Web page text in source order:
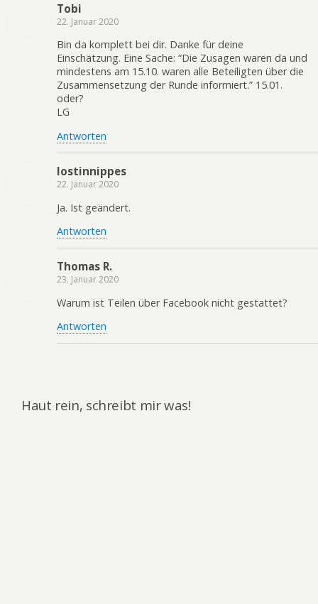
Tobi
22. Januar 2020
Bin da komplett bei dir. Danke für deine
Einschätzung. Eine Sache: “Die Zusagen waren da und
mindestens am 15.10. waren alle Beteiligten über die
Zusammensetzung der Runde informiert.” 15.01.
oder?
LG
Antworten
lostinnippes
22. Januar 2020
Ja. Ist geändert.
Antworten
Thomas R.
23. Januar 2020
Warum ist Teilen über Facebook nicht gestattet?
Antworten
Haut rein, schreibt mir was!